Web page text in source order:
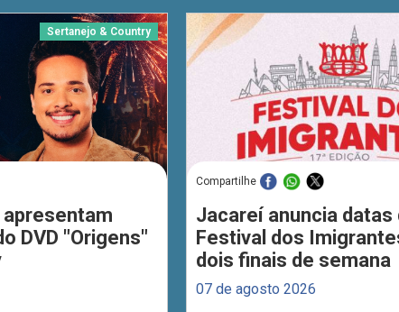
Sertanejo & Country
apresentam
DVD "Origens"
Compartilhe
Jacareí anuncia datas
Festival dos
dois finais de semana
07 de agosto 2026